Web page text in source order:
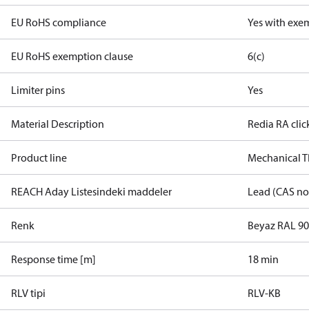
EU RoHS compliance Yes with
EU RoHS exemption clause 6(c)
Limiter pins Yes
Material Description Redia RA
Product line Mechanical
REACH Aday Listesindeki maddeler Lead (CAS
Renk Beyaz RAL
Response time [m] 18 min
RLV tipi RLV-KB